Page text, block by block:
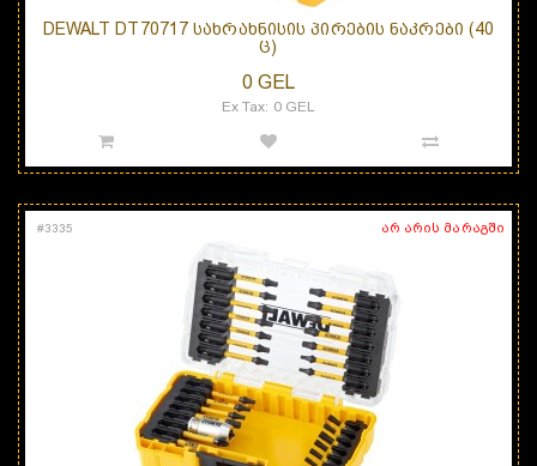
DEWALT DT70717 ᲡᲐᲮᲠᲐᲮᲜᲘᲡᲘᲡ ᲞᲘᲠᲔᲑᲘᲡ ᲜᲐᲙᲠᲔᲑᲘ (40
Ც)
0 GEL
Ex Tax: 0 GEL
არ არის მარაგში
#3335